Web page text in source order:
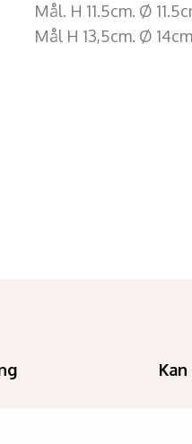
Mål. H 11.5cm. Ø
Mål H 13,5cm. Ø